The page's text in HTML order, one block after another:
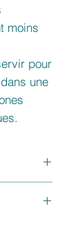
moins
pour
une